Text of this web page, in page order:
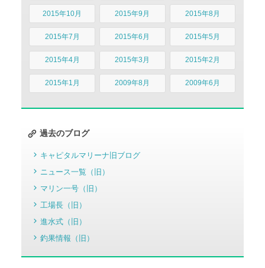
2015年10月 2015年9月 2015年8月
2015年7月 2015年6月 2015年5月
2015年4月 2015年3月 2015年2月
2015年1月 2009年8月 2009年6月
過去のブログ
キャピタルマリーナ旧ブログ
ニュース一覧（旧）
マリン一号（旧）
工場長（旧）
進水式（旧）
釣果情報（旧）